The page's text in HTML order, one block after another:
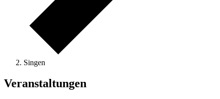
Singen
Veranstaltungen